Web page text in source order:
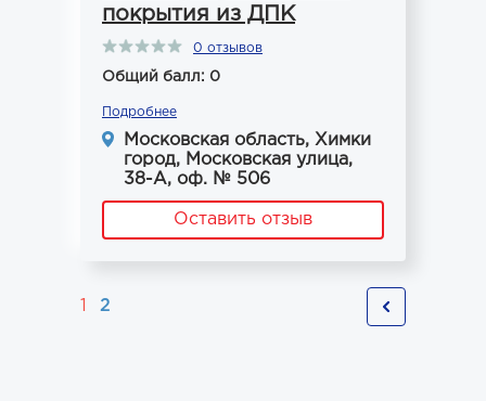
покрытия из ДПК
0 отзывов
Общий балл: 0
Подробнее
Московская область, Химки
город, Московская улица,
38-А, оф. № 506
Оставить отзыв
2